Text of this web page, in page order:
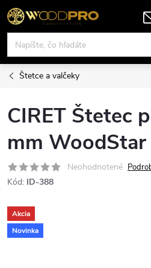
Prejsť
na
obsah
Štetce a valčeky
CIRET Štetec
mm WoodStar
Neohodnotené
Kód: ID-388
Akcia
Novinka